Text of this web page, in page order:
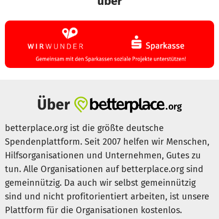
bei der Bevölkerung verankern können und informieren zu
vielen Meeresschutzthemen in unserem vor Ort gebauten
Palk Bay Information Center
Mit unseren Aktionen wie dem Strandmüllsammeln an der
Elbe im Rahmen des InternationalOcean Cleanup Days,
Mikroplastik aufmerksam macht -, mit unseren
Ausstellungen, Vortragsveranstaltungen, Infobroschüren
und Factsheets und unseremDEEPWAVE Filmfestival
bieten wir allen, die sich für die Meere engagieren wollen,
Möglichkeiten aktiv zu werden und sich auf einer
detaillierten Wissensplattform zu informieren und zu
vernetzen.
Über
betterplace.org ist die größte deutsche
Spendenplattform. Seit 2007 helfen wir Menschen,
Hilfsorganisationen und Unternehmen, Gutes zu
tun. Alle Organisationen auf betterplace.org sind
gemeinnützig. Da auch wir selbst gemeinnützig
sind und nicht profitorientiert arbeiten, ist unsere
Plattform für die Organisationen kostenlos.